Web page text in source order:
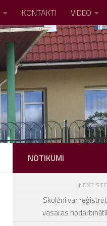
KONTAKTI VIDEO
NOTIKUMI
NEXT
Skolēni var
vasaras